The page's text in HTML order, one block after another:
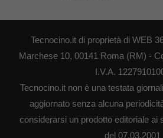
Tecnocino.it di proprietà di WEB
Marchese 10, 00141 Roma (RM) -
I.V.A.
Tecnocino.it non è una testata
aggiornato senza alcuna
considerarsi un prodotto editoriale ai
del 07.03.2001